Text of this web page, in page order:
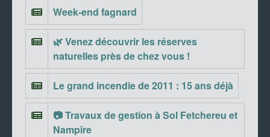
Week-end fagnard
🌿 Venez découvrir les réserves
naturelles près de chez vous !
Le grand incendie de 2011 : 15 ans déjà
📷 Travaux de gestion à Sol Fetchereu et
Nampîre